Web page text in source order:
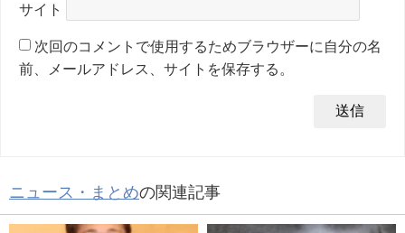
サイト
次回のコメントで使用するためブラウザーに自分の名
前、メールアドレス、サイトを保存する。
ニュース・まとめの関連記事